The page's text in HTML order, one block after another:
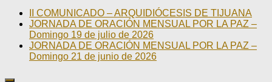
II COMUNICADO – ARQUIDIÓCESIS DE TIJUANA
JORNADA DE ORACIÓN MENSUAL POR LA PAZ –
Domingo 19 de julio de 2026
JORNADA DE ORACIÓN MENSUAL POR LA PAZ –
Domingo 21 de junio de 2026